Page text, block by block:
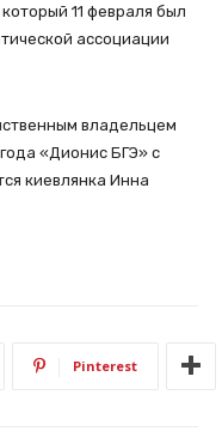
11 февраля был
ассоциации
владельцем
«Дионис БГЭ» с
киевлянка Инна
Pinterest